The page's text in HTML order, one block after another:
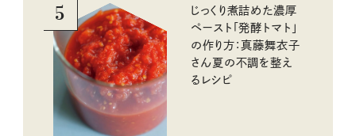
5
じっくり煮詰めた濃厚
ペースト「発酵トマト」
の作り方：真藤舞衣子
さん夏の不調を整え
るレシピ